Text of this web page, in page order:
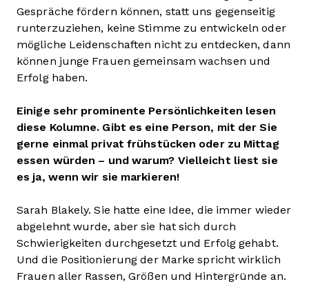
Gespräche fördern können, statt uns gegenseitig
runterzuziehen, keine Stimme zu entwickeln oder
mögliche Leidenschaften nicht zu entdecken, dann
können junge Frauen gemeinsam wachsen und
Erfolg haben.
Einige sehr prominente Persönlichkeiten lesen
diese Kolumne. Gibt es eine Person, mit der Sie
gerne einmal privat frühstücken oder zu Mittag
essen würden – und warum? Vielleicht liest sie
es ja, wenn wir sie markieren!
Sarah Blakely. Sie hatte eine Idee, die immer wieder
abgelehnt wurde, aber sie hat sich durch
Schwierigkeiten durchgesetzt und Erfolg gehabt.
Und die Positionierung der Marke spricht wirklich
Frauen aller Rassen, Größen und Hintergründe an.